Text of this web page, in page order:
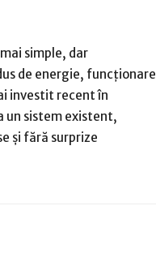
simple, dar
de energie, funcționare
investit recent în
un sistem existent,
și fără surprize